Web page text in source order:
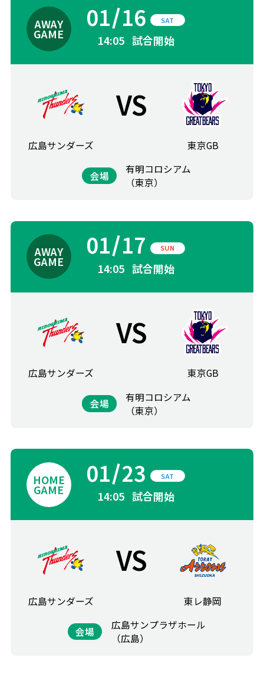
01 16 SAT
14:05 試合開始
広島サンダーズ
VS
東京GB
会場
有明コロシアム
（東京）
01 17 SUN
14:05 試合開始
広島サンダーズ
VS
東京GB
会場
有明コロシアム
（東京）
01 23 SAT
14:05 試合開始
広島サンダーズ
VS
東レ静岡
会場
広島サンプラザホール
（広島）